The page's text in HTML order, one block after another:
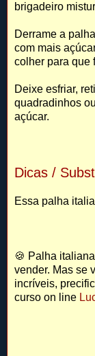
brigadeiro
Derrame a
com mais
colher para que
Deixe esfriar,
quadradinhos
açúcar.
Dicas /
Essa palha
🍪 Palha
vender. Mas se
incríveis,
curso on line